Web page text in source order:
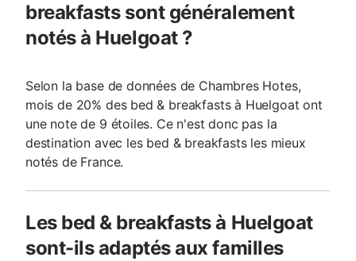
breakfasts sont généralement
notés à Huelgoat ?
Selon la base de données de Chambres Hotes,
mois de 20% des bed & breakfasts à Huelgoat ont
une note de 9 étoiles. Ce n'est donc pas la
destination avec les bed & breakfasts les mieux
notés de France.
Les bed & breakfasts à Huelgoat
sont-ils adaptés aux familles